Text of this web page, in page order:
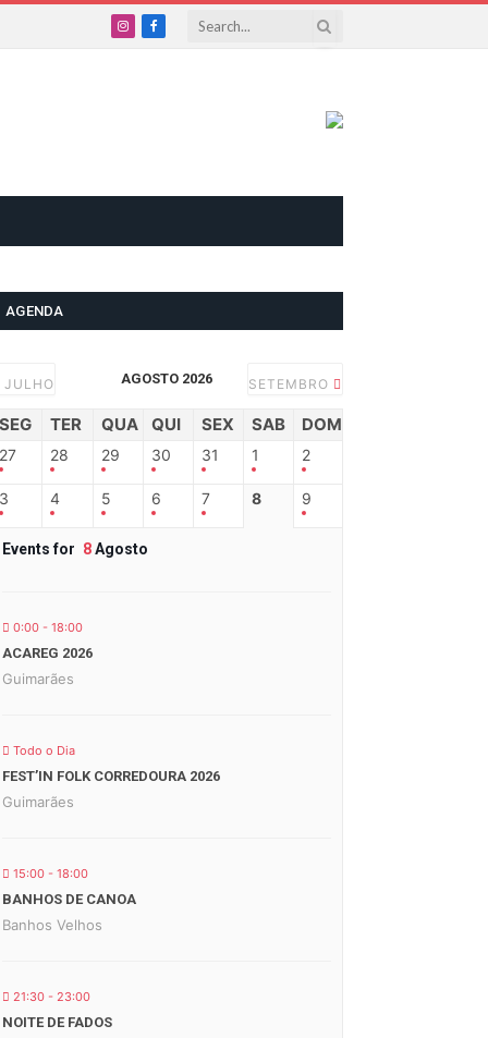
InstagramFacebook
AGENDA
JULHO AGOSTO 2026 SETEMBRO
SEG TER QUA QUI SEX SAB DOM
27 28 29 30 31 1 2
3 4 5 6 7 8 9
Events for 8Agosto
0:00 - 18:00
ACAREG 2026
Guimarães
Todo o Dia
FEST’IN FOLK CORREDOURA 2026
Guimarães
15:00 - 18:00
BANHOS DE CANOA
Banhos Velhos
21:30 - 23:00
NOITE DE FADOS